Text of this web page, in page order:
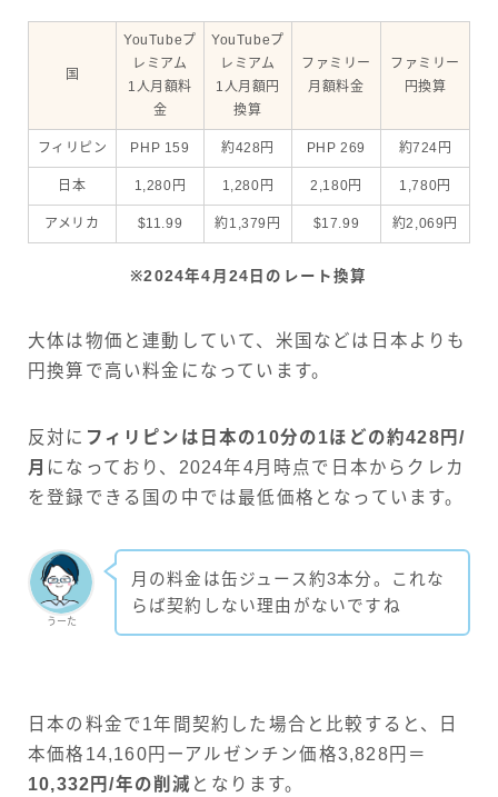
国
YouTubeプ
レミアム
1人月額料
金
YouTubeプ
レミアム
1人月額円
換算
ファミリー
月額料金
ファミリー
円換算
フィリピン PHP 159 約428円 PHP 269 約724円
日本 1,280円 1,280円 2,180円 1,780円
アメリカ $11.99 約1,379円 $17.99 約2,069円
※2024年4月24日のレート換算
大体は物価と連動していて、米国などは日本よりも
円換算で高い料金になっています。
反対に フィリピンは日本の10分の1ほどの約428円/
月 になっており、2024年4月時点で日本からクレカ
を登録できる国の中では最低価格となっています。
うーた
月の料金は缶ジュース約3本分。これな
らば契約しない理由がないですね
日本の料金で1年間契約した場合と比較すると、日
本価格14,160円ーアルゼンチン価格3,828円＝
10,332円/年の削減 となります。